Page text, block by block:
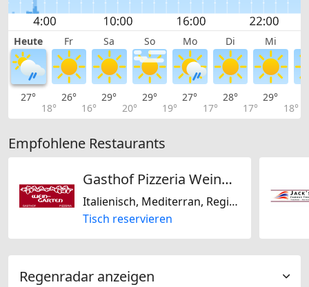
Heute Fr Sa So Mo Di Mi
27°
18°
26°
16°
29°
20°
29°
19°
27°
17°
28°
17°
29°
18°
Empfohlene Restaurants
Gasthof Pizzeria Weingarten
Italienisch, Mediterran, Regional, Schweizerisch, Saisonal, Laktosefrei, Glutenfrei
Tisch reservieren
Regenradar anzeigen